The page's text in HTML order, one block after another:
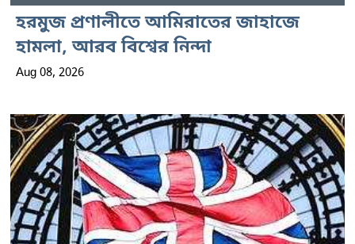
হরমুজ প্রণালীতে আমিরাতের জাহাজে
হামলা, আরব বিশ্বের নিন্দা
Aug 08, 2026